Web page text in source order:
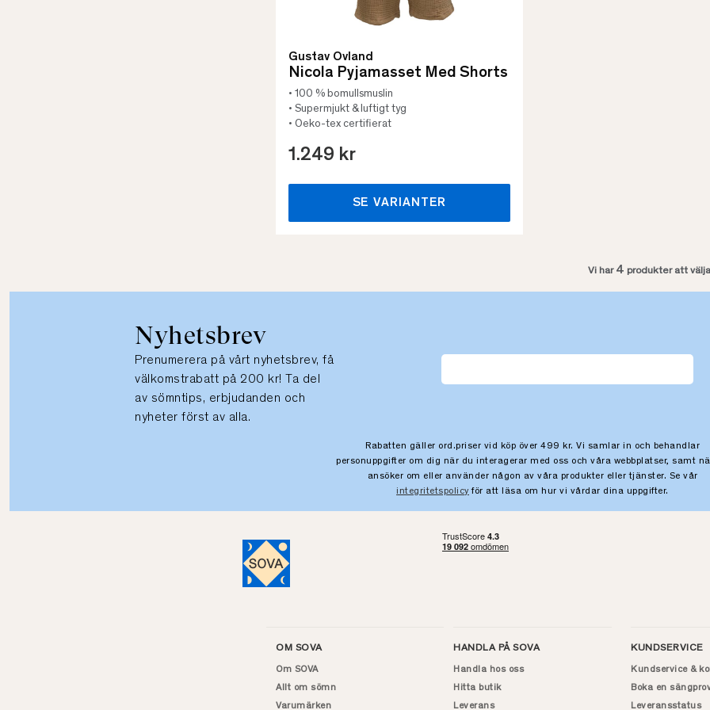
Gustav Ovland
Nicola Pyjamasset Med Shorts
• 100 % bomullsmuslin
• Supermjukt & luftigt tyg
• Oeko-tex certifierat
1.249 kr
SE VARIANTER
Vi har 4 produkter att
Nyhetsbrev
Prenumerera på vårt nyhetsbrev, få
välkomstrabatt på 200 kr! Ta del
av sömntips, erbjudanden och
nyheter först av alla.
Rabatten gäller ord.priser vid köp över 499 kr. Vi samlar in och behandlar
personuppgifter om dig när du interagerar med oss och våra webbplatser, samt
ansöker om eller använder någon av våra produkter eller tjänster. Se vår
integritetspolicy för att läsa om hur vi vårdar dina uppgifter.
OM SOVA
Om SOVA
Allt om sömn
Varumärken
HANDLA PÅ SOVA
Handla hos oss
Hitta butik
Leverans
KUNDSERVICE
Kundservice &
Boka en
Leveransstatus